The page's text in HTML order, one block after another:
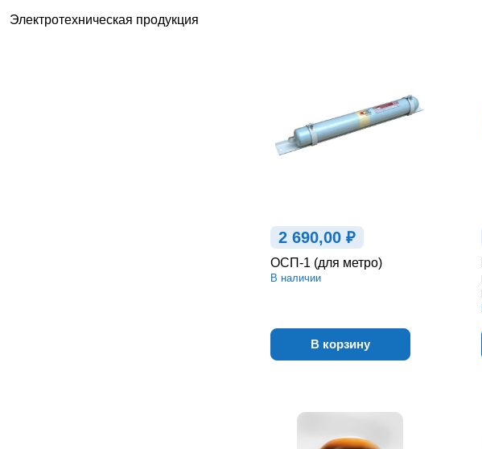
2 690,00 ₽
ОСП-1 (для метро)
В наличии
В корзину
Электротехническая продукция